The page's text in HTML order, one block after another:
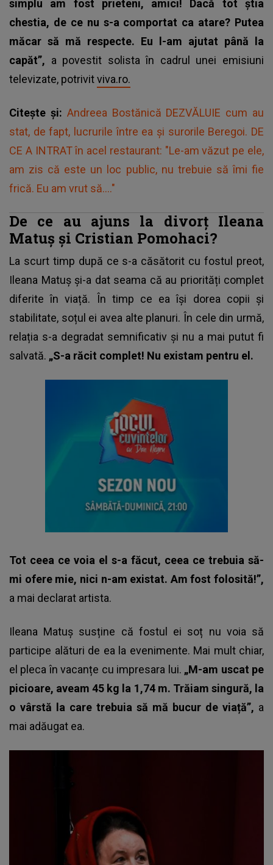
simplu am fost prieteni, amici! Dacă tot știa
chestia, de ce nu s-a comportat ca atare? Putea
măcar să mă respecte. Eu l-am ajutat până la
capăt”, a povestit solista în cadrul unei emisiuni
televizate, potrivitviva.ro.
Citește și: Andreea Bostănică DEZVĂLUIE cum au
stat, de fapt, lucrurile între ea și surorile Beregoi. DE
CE A INTRAT în acel restaurant: "Le-am văzut pe ele,
am zis că este un loc public, nu trebuie să îmi fie
frică. Eu am vrut să...."
De ce au ajuns la divorț Ileana
Matuș și Cristian Pomohaci?
La scurt timp după ce s-a căsătorit cu fostul preot,
Ileana Matuș și-a dat seama că au priorități complet
diferite în viață. În timp ce ea își dorea copii și
stabilitate, soțul ei avea alte planuri. În cele din urmă,
relația s-a degradat semnificativ și nu a mai putut fi
salvată. „S-a răcit complet! Nu existam pentru el.
Tot ceea ce voia el s-a făcut, ceea ce trebuia să-
mi ofere mie, nici n-am existat. Am fost folosită!”,
a mai declarat artista.
Ileana Matuș susține că fostul ei soț nu voia să
participe alături de ea la evenimente. Mai mult chiar,
el pleca în vacanțe cu impresara lui. „M-am uscat pe
picioare, aveam 45 kg la 1,74 m. Trăiam singură, la
o vârstă la care trebuia să mă bucur de viață”, a
mai adăugat ea.